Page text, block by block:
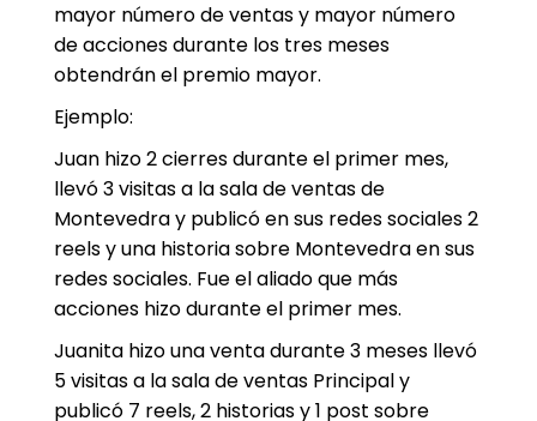
mayor número de ventas y mayor número
de acciones durante los tres meses
obtendrán el premio mayor.
Ejemplo:
Juan hizo 2 cierres durante el primer mes,
llevó 3 visitas a la sala de ventas de
Montevedra y publicó en sus redes sociales 2
reels y una historia sobre Montevedra en sus
redes sociales. Fue el aliado que más
acciones hizo durante el primer mes.
Juanita hizo una venta durante 3 meses llevó
5 visitas a la sala de ventas Principal y
publicó 7 reels, 2 historias y 1 post sobre